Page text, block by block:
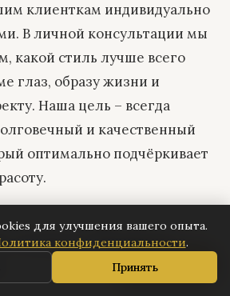
клиенткам индивидуально
В личной консультации мы
какой стиль лучше всего
глаз, образу жизни и
Наша цель – всегда
и качественный
оптимально подчёркивает
отдыха: Процесс
📅Записаться
для улучшения вашего опыта.
конфиденциальности.
Принять